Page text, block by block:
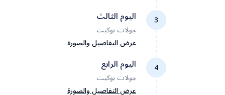
بعد تناول وجبة الإفطار في الفندق في الصباح،
سنبدأ جولتنا بزيارة القصر الكبير، وهو مجمع ملكي
المقر الرسمي لملوك تايلاند لقرون عديدة. ثم زيارة
معبد وات فرا كايو، ومعبد وات فو، وعبور نهر تشاو
فرايا بالعبارة لزيارة معبد وات أرون. في المساء،
3 اليوم الثالث
جولات بوكيت
بعد الإفطار، تسجيل الخروج والتوجه لمطار بانكوك
للرحلة الداخلية إلى بوكيت. عند الوصول، سيكون
عرض التفاصيل والصورة
4 اليوم الرابع
جولات بوكيت
عرض التفاصيل والصورة